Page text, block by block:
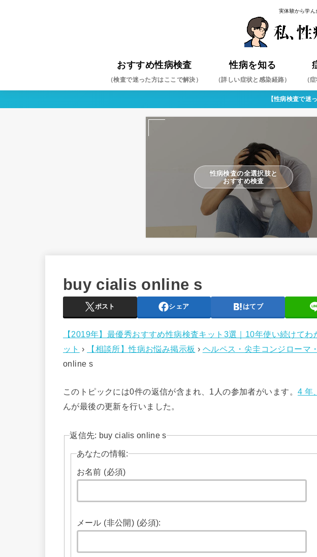
実体験から学ん
おすすめ性病検査
（検査で迷った方はここで解決）
性病を知る
（詳しい症状と感染経路）
（まずはこれを疑え！）
マイコプラズマ・ウレアプラズマ
（
【性病検査で迷
性病検査の全選択肢と
おすすめ検査
buy cialis online s
ポスト シェア はてブ
【2019年】最優秀おすすめ性病検査キット3選｜10年使い続けて
ット › 【相談所】性病お悩み掲示板 › ヘルペス・尖圭コンジローマ
online s
このトピックには0件の返信が含まれ、1人の参加者がいます。 4 年
んが最後の更新を行いました。
返信先: buy cialis online s
あなたの情報:
お名前 (必須)
メール (非公開) (必須):